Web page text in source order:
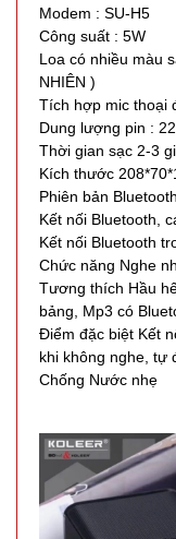
Modem : SU-H5
Công suất : 5W
Loa có nhiều màu
NHIÊN )
Tích hợp mic thoại
Dung lượng pin :
Thời gian sạc 2-3
Kích thước
Phiên bản
Kết nối Bluetooth,
Kết nối Bluetooth
Chức năng Nghe
Tương thích Hầu
bảng, Mp3 có
Điểm đặc biệt Kết
khi không nghe, tự
Chống Nước nhẹ